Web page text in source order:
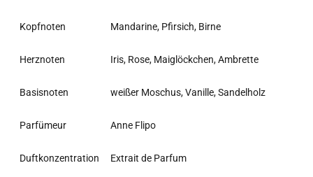
Kopfnoten Mandarine, Pfirsich, Birne
Herznoten Iris, Rose, Maiglöckchen, Ambrette
Basisnoten weißer Moschus, Vanille, Sandelholz
Parfümeur Anne Flipo
Duftkonzentration Extrait de Parfum